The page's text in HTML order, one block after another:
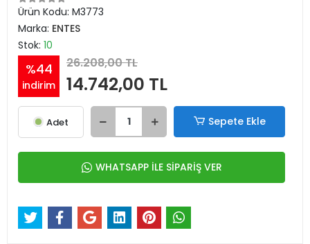
Ürün Kodu: M3773
Marka: ENTES
Stok: 10
%44
indirim
26.208,00 TL
14.742,00 TL
Adet Sepete Ekle
WHATSAPP İLE SİPARİŞ VER